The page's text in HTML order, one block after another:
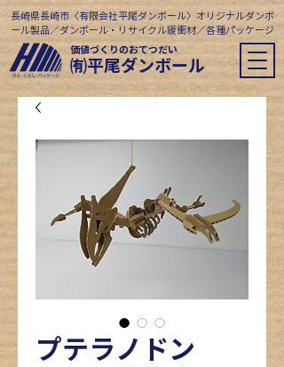
長崎県長崎市〈有限会社平尾ダンボール〉オリジナルダンボ
ール製品／ダンボール・リサイクル緩衝材／各種パッケージ
価値づくりのおてつだい
​㈲平尾ダンボール
プテラノドン